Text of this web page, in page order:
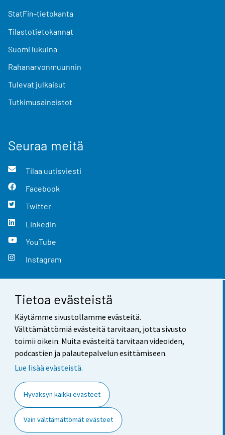
Tietoa evästeistä
Käytämme sivustollamme evästeitä.
Välttämättömiä evästeitä tarvitaan, jotta sivusto
toimii oikein. Muita evästeitä tarvitaan videoiden,
podcastien ja palautepalvelun esittämiseen.
Lue lisää evästeistä.
Hyväksyn kaikki evästeet
Vain välttämättömät evästeet
StatFin-tietokanta
Tilastotietokannat
Suomi lukuina
Rahanarvonmuunnin
Tulevat julkaisut
Tutkimusaineistot
Seuraa meitä
Tilaa uutisviesti
Facebook
Twitter
LinkedIn
YouTube
Instagram
Yhteystiedot
Palaute
Käyttöehdot
Saavutettavuus
Tietoa sivustosta
Evästeasetukset